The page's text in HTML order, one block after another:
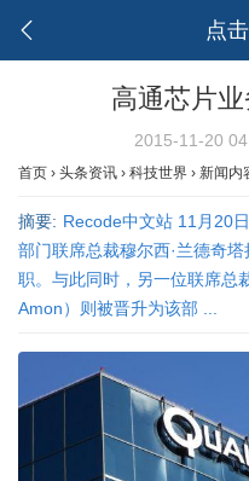
点
高通芯片
2015-11-20
首页 › 头条资讯 › 科技世界 › 新闻内
摘要: Recode中文站 11月20
部门联席总裁穆尔西·兰德奇
职。与此同时，另一位联席总
Amon）则被晋升为该部 ...